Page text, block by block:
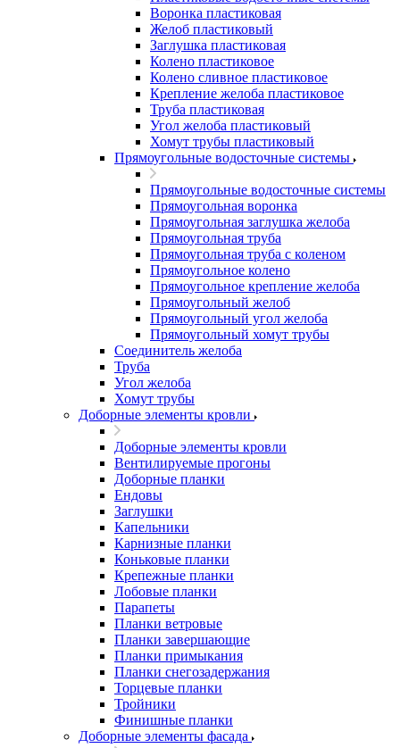
Воронка пластиковая
Желоб пластиковый
Заглушка пластиковая
Колено пластиковое
Колено сливное пластиковое
Крепление желоба пластиковое
Труба пластиковая
Угол желоба пластиковый
Хомут трубы пластиковый
Прямоугольные водосточные системы
Прямоугольные водосточные системы
Прямоугольная воронка
Прямоугольная заглушка желоба
Прямоугольная труба
Прямоугольная труба c коленом
Прямоугольное колено
Прямоугольное крепление желоба
Прямоугольный желоб
Прямоугольный угол желоба
Прямоугольный хомут трубы
Соединитель желоба
Труба
Угол желоба
Хомут трубы
Доборные элементы кровли
Доборные элементы кровли
Вентилируемые прогоны
Доборные планки
Ендовы
Заглушки
Капельники
Карнизные планки
Коньковые планки
Крепежные планки
Лобовые планки
Парапеты
Планки ветровые
Планки завершающие
Планки примыкания
Планки снегозадержания
Торцевые планки
Тройники
Финишные планки
Доборные элементы фасада